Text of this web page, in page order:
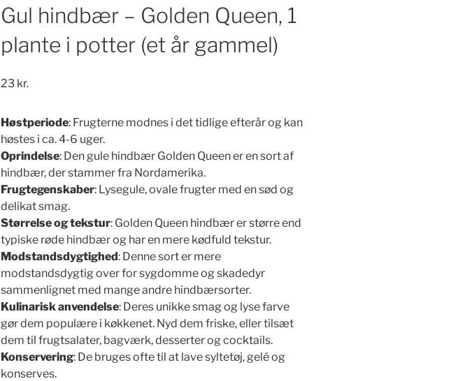
Gul hindbær – Golden Queen, 1
plante i potter (et år gammel)
23 kr.
Høstperiode: Frugterne modnes i det tidlige efterår og kan
høstes i ca. 4-6 uger.
Oprindelse: Den gule hindbær Golden Queen er en sort af
hindbær, der stammer fra Nordamerika.
Frugtegenskaber: Lysegule, ovale frugter med en sød og
delikat smag.
Størrelse og tekstur: Golden Queen hindbær er større end
typiske røde hindbær og har en mere kødfuld tekstur.
Modstandsdygtighed: Denne sort er mere
modstandsdygtig over for sygdomme og skadedyr
sammenlignet med mange andre hindbærsorter.
Kulinarisk anvendelse: Deres unikke smag og lyse farve
gør dem populære i køkkenet. Nyd dem friske, eller tilsæt
dem til frugtsalater, bagværk, desserter og cocktails.
Konservering: De bruges ofte til at lave syltetøj, gelé og
konserves.